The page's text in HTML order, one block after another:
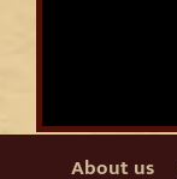
About us